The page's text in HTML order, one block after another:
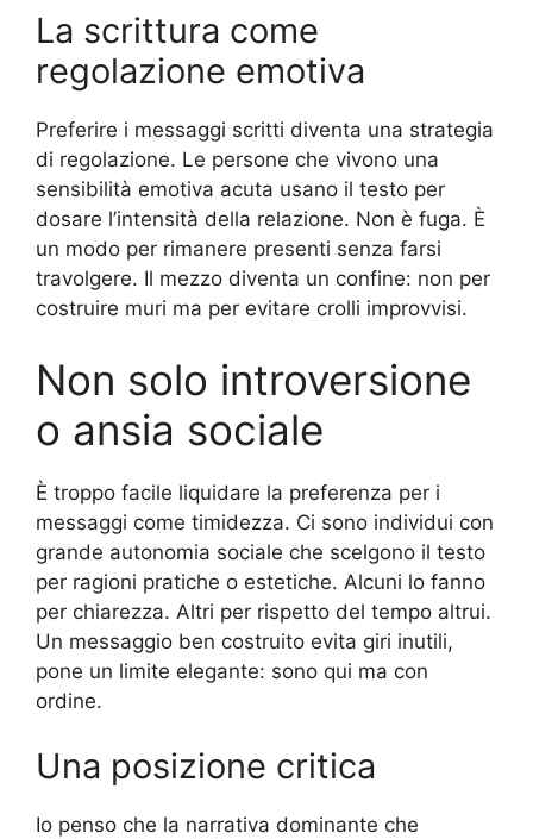
La scrittura come
regolazione emotiva
Preferire i messaggi scritti diventa una strategia
di regolazione. Le persone che vivono una
sensibilità emotiva acuta usano il testo per
dosare l’intensità della relazione. Non è fuga. È
un modo per rimanere presenti senza farsi
travolgere. Il mezzo diventa un confine: non per
costruire muri ma per evitare crolli improvvisi.
Non solo introversione
o ansia sociale
È troppo facile liquidare la preferenza per i
messaggi come timidezza. Ci sono individui con
grande autonomia sociale che scelgono il testo
per ragioni pratiche o estetiche. Alcuni lo fanno
per chiarezza. Altri per rispetto del tempo altrui.
Un messaggio ben costruito evita giri inutili,
pone un limite elegante: sono qui ma con
ordine.
Una posizione critica
Io penso che la narrativa dominante che